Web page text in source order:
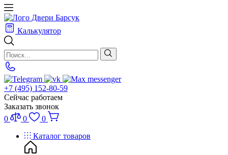
Калькулятор
+7 (495) 152-80-59
Сейчас работаем
Заказать звонок
0
0
0
Каталог товаров